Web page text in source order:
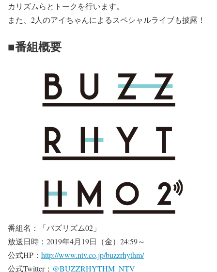
カリズムらとトークを行います。
また、2人のアイちゃんによるスペシャルライブも披露！
■番組概要
番組名：「バズリズム02」
放送日時：2019年4月19日（金）24:59～
公式HP： http://www.ntv.co.jp/buzzrhythm/
公式Twitter： @BUZZRHYTHM_NTV